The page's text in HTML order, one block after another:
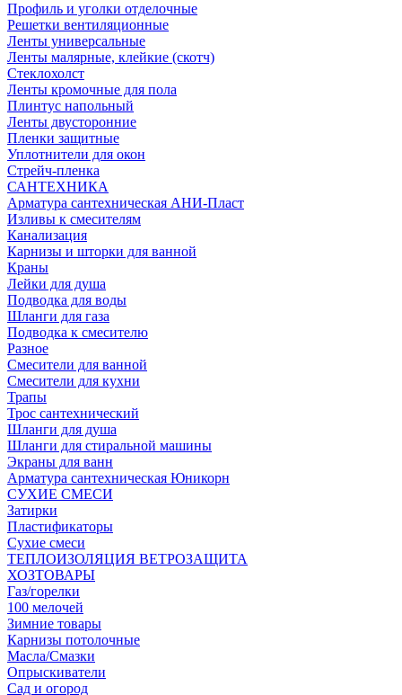
Профиль и уголки отделочные
Решетки вентиляционные
Ленты универсальные
Ленты малярные, клейкие (скотч)
Стеклохолст
Ленты кромочные для пола
Плинтус напольный
Ленты двусторонние
Пленки защитные
Уплотнители для окон
Стрейч-пленка
САНТЕХНИКА
Арматура сантехническая АНИ-Пласт
Изливы к смесителям
Канализация
Карнизы и шторки для ванной
Краны
Лейки для душа
Подводка для воды
Шланги для газа
Подводка к смесителю
Разное
Смесители для ванной
Смесители для кухни
Трапы
Трос сантехнический
Шланги для душа
Шланги для стиральной машины
Экраны для ванн
Арматура сантехническая Юникорн
СУХИЕ СМЕСИ
Затирки
Пластификаторы
Сухие смеси
ТЕПЛОИЗОЛЯЦИЯ ВЕТРОЗАЩИТА
ХОЗТОВАРЫ
Газ/горелки
100 мелочей
Зимние товары
Карнизы потолочные
Масла/Смазки
Опрыскиватели
Сад и огород